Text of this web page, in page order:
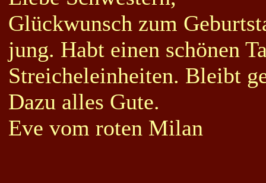
Glückwunsch zum
jung. Habt einen schönen
Streicheleinheiten. Bleibt
Dazu alles Gute.
Eve vom roten Milan